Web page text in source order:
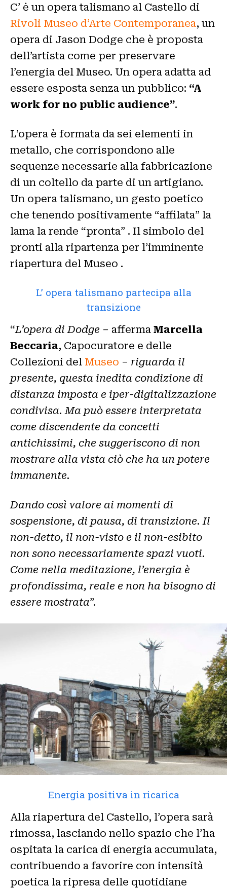
C’ ė un opera talismano al Castello di
Rivoli Museo d’Arte Contemporanea, un
opera di Jason Dodge che è proposta
dell’artista come per preservare
l’energia del Museo. Un opera adatta ad
essere esposta senza un pubblico: “A
work for no public audience”.
L’opera è formata da sei elementi in
metallo, che corrispondono alle
sequenze necessarie alla fabbricazione
di un coltello da parte di un artigiano.
Un opera talismano, un gesto poetico
che tenendo positivamente “affilata” la
lama la rende “pronta” . Il simbolo del
pronti alla ripartenza per l’imminente
riapertura del Museo .
L’ opera talismano partecipa alla
transizione
“L’opera di Dodge – afferma Marcella
Beccaria, Capocuratore e delle
Collezioni del Museo – riguarda il
presente, questa inedita condizione di
distanza imposta e iper-digitalizzazione
condivisa. Ma può essere interpretata
come discendente da concetti
antichissimi, che suggeriscono di non
mostrare alla vista ciò che ha un potere
immanente.
Dando così valore ai momenti di
sospensione, di pausa, di transizione. Il
non-detto, il non-visto e il non-esibito
non sono necessariamente spazi vuoti.
Come nella meditazione, l’energia è
profondissima, reale e non ha bisogno di
essere mostrata”.
Energia positiva in ricarica
Alla riapertura del Castello, l’opera sarà
rimossa, lasciando nello spazio che l’ha
ospitata la carica di energia accumulata,
contribuendo a favorire con intensità
poetica la ripresa delle quotidiane